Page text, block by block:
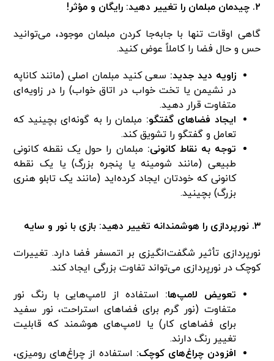
۲. چیدمان مبلمان را تغییر دهید: رایگان و مؤثر!
گاهی اوقات تنها با جابه‌جا کردن مبلمان موجود، می‌توانید
حس و حال فضا را کاملاً عوض کنید.
زاویه دید جدید: سعی کنید مبلمان اصلی (مانند کاناپه
در نشیمن یا تخت خواب در اتاق خواب) را در زاویه‌ای
متفاوت قرار دهید.
ایجاد فضاهای گفتگو: مبلمان را به گونه‌ای بچینید که
تعامل و گفتگو را تشویق کند.
توجه به نقاط کانونی: مبلمان را حول یک نقطه کانونی
طبیعی (مانند شومینه یا پنجره بزرگ) یا یک نقطه
کانونی که خودتان ایجاد کرده‌اید (مانند یک تابلو هنری
بزرگ) بچینید.
۳. نورپردازی را هوشمندانه تغییر دهید: بازی با نور و سایه
نورپردازی تأثیر شگفت‌انگیزی بر اتمسفر فضا دارد. تغییرات
کوچک در نورپردازی می‌تواند تفاوت بزرگی ایجاد کند.
تعویض لامپ‌ها: استفاده از لامپ‌هایی با رنگ نور
متفاوت (نور گرم برای فضاهای استراحت، نور سفید
برای فضاهای کار) یا لامپ‌های هوشمند که قابلیت
تغییر رنگ دارند.
افزودن چراغ‌های کوچک: استفاده از چراغ‌های رومیزی،